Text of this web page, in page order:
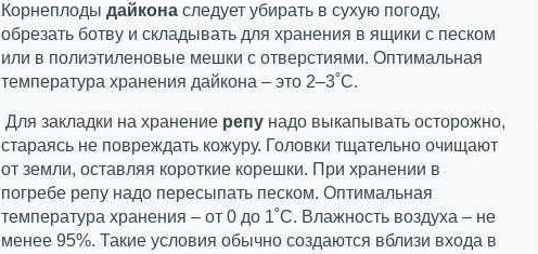
Корнеплоды дайкона следует убирать в сухую погоду,
обрезать ботву и складывать для хранения в ящики с песком
или в полиэтиленовые мешки с отверстиями. Оптимальная
температура хранения дайкона – это 2–3˚С.
Для закладки на хранение репу надо выкапывать осторожно,
стараясь не повреждать кожуру. Головки тщательно очищают
от земли, оставляя короткие корешки. При хранении в
погребе репу надо пересыпать песком. Оптимальная
температура хранения – от 0 до 1˚С. Влажность воздуха – не
менее 95%. Такие условия обычно создаются вблизи входа в